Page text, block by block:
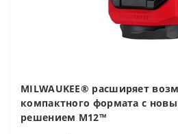
MILWAUKEE® расширяет
компактного формата с
решением M12™